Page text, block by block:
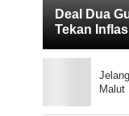
Deal Dua
Tekan
Malut